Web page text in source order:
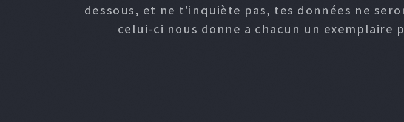
dessous, et ne t'inquiète pas, tes données ne
celui-ci nous donne a chacun un exemplaire